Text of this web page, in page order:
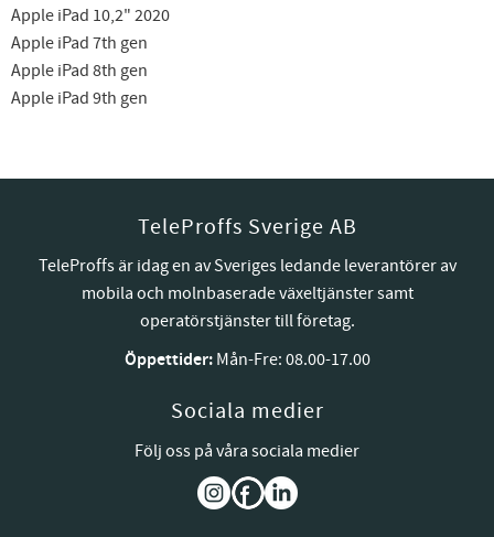
Apple iPad 10,2" 2020
Apple iPad 7th gen
Apple iPad 8th gen
Apple iPad 9th gen
TeleProffs Sverige AB
TeleProffs är idag en av Sveriges ledande leverantörer av
mobila och molnbaserade växeltjänster samt
operatörstjänster till företag.
Öppettider:Mån-Fre: 08.00-17.00
Sociala medier
Följ oss på våra sociala medier